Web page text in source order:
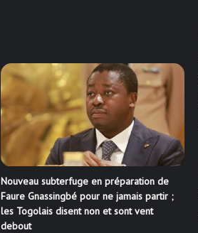
Nouveau subterfuge en préparation de
Faure Gnassingbé pour ne jamais partir ;
les Togolais disent non et sont vent
debout